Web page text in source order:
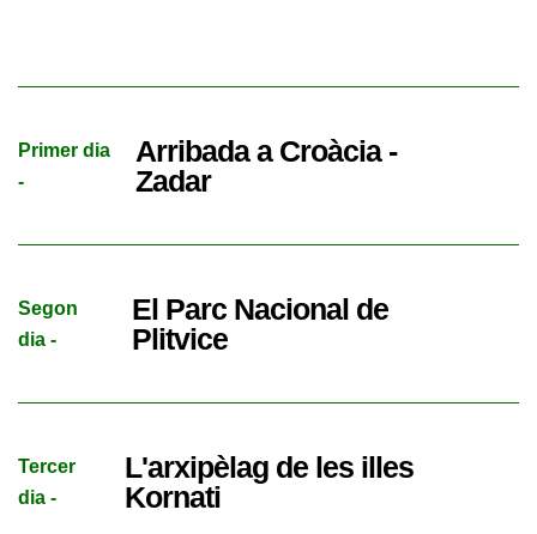
Primer dia
-
Arribada a Croàcia -
Zadar
Segon
dia -
El Parc Nacional de
Plitvice
Tercer
dia -
L'arxipèlag de les illes
Kornati